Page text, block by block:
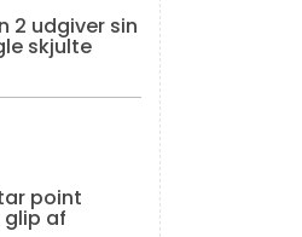
2 udgiver sin
skjulte
point
glip af